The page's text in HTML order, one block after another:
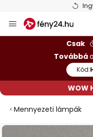
Ingyenes
Ugrás
a
Csak
Továbbá
Kód:
WOW
Mennyezeti lámpák
Ugrás